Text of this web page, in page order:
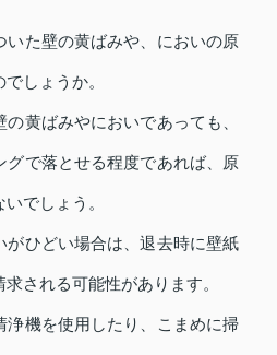
いた壁の黄ばみや、においの原
しょうか。
黄ばみやにおいであっても、
グで落とせる程度であれば、原
でしょう。
がひどい場合は、退去時に壁紙
される可能性があります。
浄機を使用したり、こまめに掃